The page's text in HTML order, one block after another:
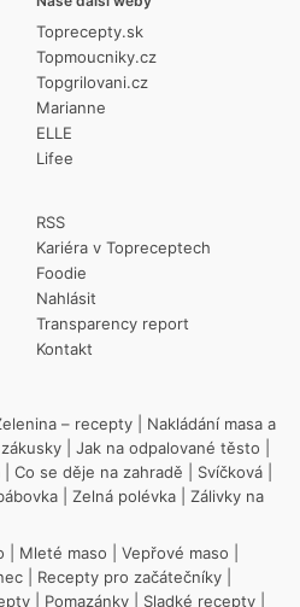
RSS
Kariéra v Topreceptech
Foodie
Nahlásit
Transparency report
Kontakt
Toprecepty.sk
Topmoucniky.cz
Topgrilovani.cz
Marianne
ELLE
Lifee
– recepty
Nakládání masa a
Jak na odpalované těsto
Co se děje na zahradě Svíčková
Zelná polévka
Zálivky na
Mleté maso Vepřové maso
Recepty pro začátečníky
Pomazánky Sladké recepty